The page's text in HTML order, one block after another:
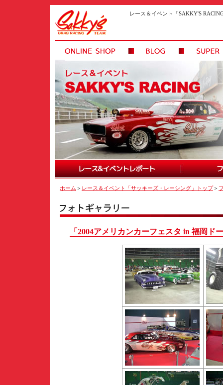
レース＆イベント「SAKKY'S
ホーム ＞ レース＆イベント「サッキーズ・レーシング」トップ＞
「2004アメリカンカーフェスタ in 福岡ド